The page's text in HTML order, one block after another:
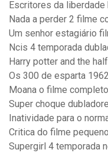
Escritores da liberdade
Nada a perder 2 filme
Um senhor estagiário
Ncis 4 temporada
Harry potter and the
Os 300 de esparta
Moana o filme
Super choque
Inatividade para o
Critica do filme
Supergirl 4 temporada